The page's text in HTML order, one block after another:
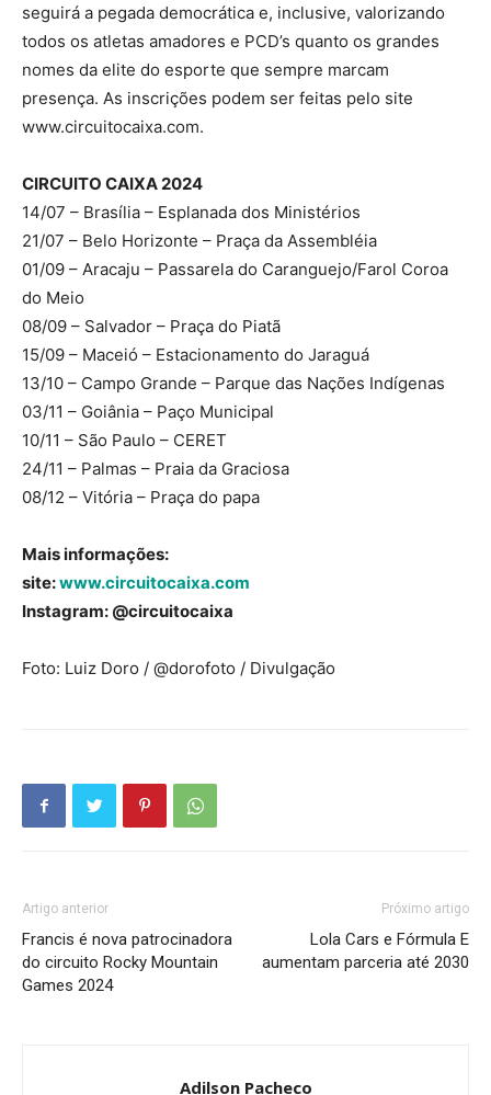
seguirá a pegada democrática e, inclusive, valorizando
todos os atletas amadores e PCD’s quanto os grandes
nomes da elite do esporte que sempre marcam
presença. As inscrições podem ser feitas pelo site
www.circuitocaixa.com.
CIRCUITO CAIXA 2024
14/07 – Brasília – Esplanada dos Ministérios
21/07 – Belo Horizonte – Praça da Assembléia
01/09 – Aracaju – Passarela do Caranguejo/Farol Coroa
do Meio
08/09 – Salvador – Praça do Piatã
15/09 – Maceió – Estacionamento do Jaraguá
13/10 – Campo Grande – Parque das Nações Indígenas
03/11 – Goiânia – Paço Municipal
10/11 – São Paulo – CERET
24/11 – Palmas – Praia da Graciosa
08/12 – Vitória – Praça do papa
Mais informações:
site:www.circuitocaixa.com
Instagram: @circuitocaixa
Foto: Luiz Doro / @dorofoto / Divulgação
Artigo anterior
Francis é nova patrocinadora
do circuito Rocky Mountain
Games 2024
Próximo artigo
Lola Cars e Fórmula E
aumentam parceria até 2030
Adilson Pacheco